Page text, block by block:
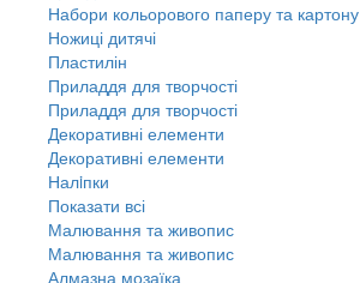
Набори кольорового паперу та картону
Ножиці дитячі
Пластилін
Приладдя для творчості
Приладдя для творчості
Декоративні елементи
Декоративні елементи
Налiпки
Показати всі
Малювання та живопис
Малювання та живопис
Алмазна мозаїка